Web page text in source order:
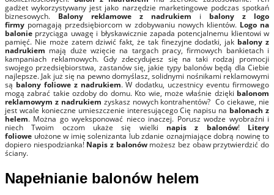
gadżet wykorzystywany jest jako narzędzie marketingowe podczas spotkań
biznesowych. Balony reklamowe z nadrukiem i balony z logo
firmy pomagają przedsiębiorcom w zdobywaniu nowych klientów. Logo na
balonie przyciąga uwagę i błyskawicznie zapada potencjalnemu klientowi w
pamięć. Nie może zatem dziwić fakt, że tak finezyjne dodatki, jak balony z
nadrukiem mają duże wzięcie na targach pracy, firmowych bankietach i
kampaniach reklamowych. Gdy zdecydujesz się na taki rodzaj promocji
swojego przedsiębiorstwa, zastanów się, jakie typy balonów będą dla Ciebie
najlepsze. Jak już się na pewno domyślasz, solidnymi nośnikami reklamowymi
są balony foliowe z nadrukiem. W dodatku, uczestnicy eventu firmowego
mogą zabrać takie ozdoby do domu. Kto wie, może właśnie dzięki balonom
reklamowym z nadrukiem zyskasz nowych kontrahentów? Co ciekawe, nie
jest wcale konieczne umieszczenie interesującego Cię napisu na balonach z
helem. Można go wyeksponować nieco inaczej. Porusz wodze wyobraźni i
niech Twoim oczom ukaże się wielki napis z balonów! Litery
foliowe ułożone w imię solenizanta lub zdanie oznajmiające dobrą nowinę to
dopiero niespodzianka! Napis z balonówmożesz bez obaw przytwierdzić do
ściany.
Napełnianie balonów helem